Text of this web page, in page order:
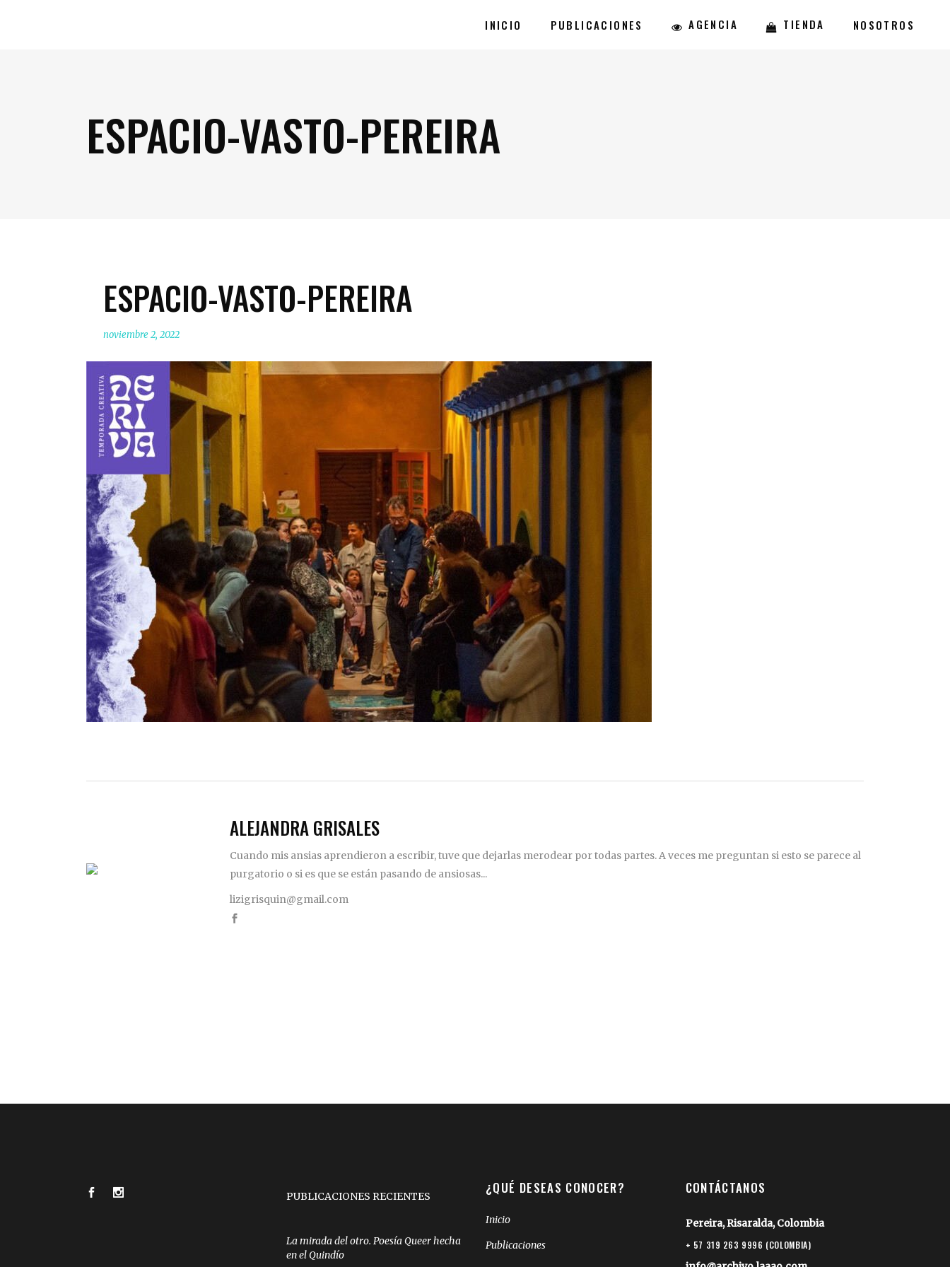
INICIO PUBLICACIONES AGENCIA TIENDA NOSOTROS
ESPACIO-VASTO-PEREIRA
ESPACIO-VASTO-PEREIRA
noviembre 2, 2022
ALEJANDRA GRISALES
Cuando mis ansias aprendieron a escribir, tuve que dejarlas merodear por todas partes. A veces me preguntan si esto se parece al
purgatorio o si es que se están pasando de ansiosas...
lizigrisquin@gmail.com
PUBLICACIONES RECIENTES
La mirada del otro. Poesía Queer hecha
en el Quindío
¿QUÉ DESEAS CONOCER?
Inicio
Publicaciones
CONTÁCTANOS
Pereira, Risaralda, Colombia
+ 57 319 263 9996 (COLOMBIA)